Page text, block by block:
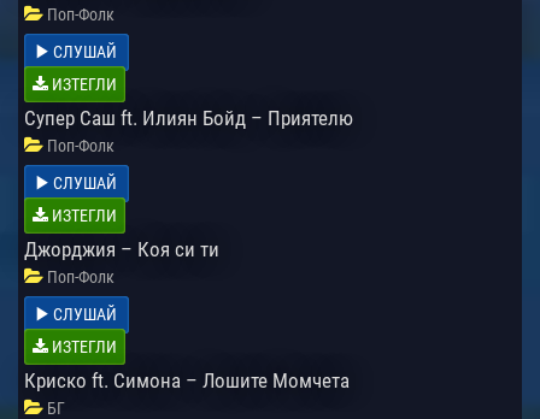
Поп-Фолк
СЛУШАЙ
ИЗТЕГЛИ
Супер Саш ft. Илиян Бойд – Приятелю
Поп-Фолк
СЛУШАЙ
ИЗТЕГЛИ
Джорджия – Коя си ти
Поп-Фолк
СЛУШАЙ
ИЗТЕГЛИ
Криско ft. Симона – Лошите Момчета
БГ